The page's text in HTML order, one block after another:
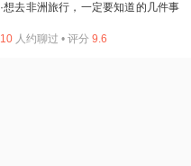
·想去非洲旅行，一定要知道的几件事
10 人约聊过 • 评分 9.6